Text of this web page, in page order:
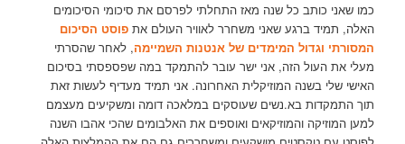
כמו שאני כותב כל שנה מאז התחלתי לפרסם את סיכומי הסיכומים
האלה, תמיד ברגע שאני משחרר לאוויר העולם אתפוסט הסיכום
המסורתי וגדול המימדים של אנטנות השמיימה, לאחר שהסרתי
מעלי את העול הזה, אני ישר עובר להתמקד במה שפספסתי בסיכום
האישי שלי בשנה המוזיקלית האחרונה. אני תמיד מעדיף לעשות זאת
תוך התמקדות בא.נשים שעוסקים במלאכה דומה ומשקיעים מעצמם
למען המוזיקה והמוזיקאים ואוספים את האלבומים שהכי אהבו השנה